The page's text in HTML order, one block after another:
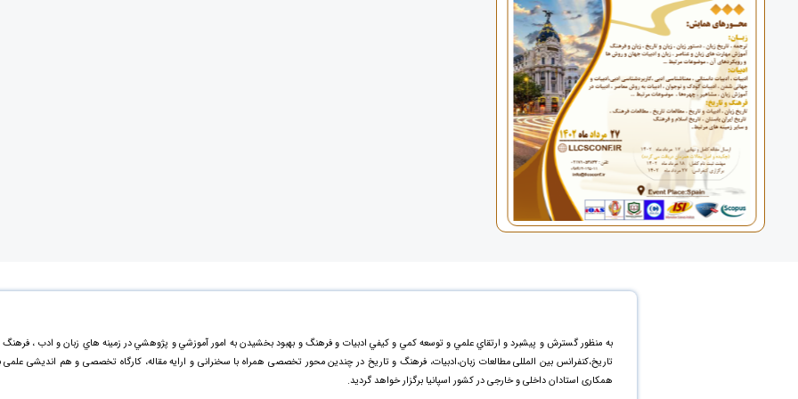
به منظور گسترش و پيشبرد و ارتقاي علمي و توسعه کمي و کيفي ادبیات و فرهنگ و بهبود بخشيدن به امور آموزشي و پژوهشي در زمينه هاي زبان و ادب ، فرهنگ
تاریخ،کنفرانس بین المللی مطالعات زبان،ادبیات، فرهنگ و تاریخ در چندین محور تخصصی همراه با سخنرانی و ارایه مقاله، کارگاه تخصصی و هم اندیشی علمی
همکاری استادان داخلی و خارجی در کشور اسپانیا برگزار خواهد گردید.